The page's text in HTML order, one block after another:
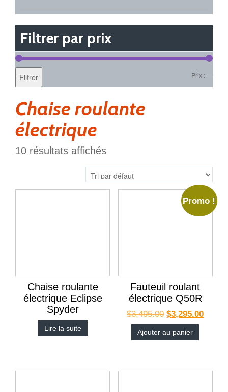
Filtrer par prix
Filtrer Prix :—
Chaise roulante
électrique
10 résultats affichés
Chaise roulante
électrique Eclipse
Spyder
Lire la suite
Promo !
Fauteuil roulant
électrique Q50R
$3,495.00 $3,295.00
Ajouter au panier